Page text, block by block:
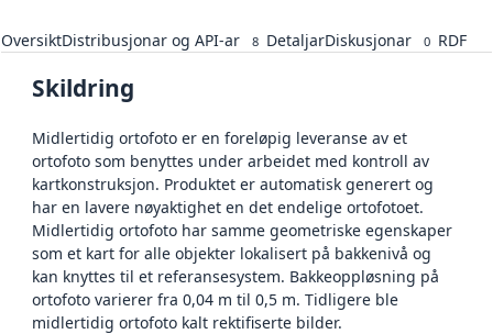
OversiktDistribusjonar og API-ar 8 DetaljarDiskusjonar 0 RDF
Skildring
Midlertidig ortofoto er en foreløpig leveranse av et
ortofoto som benyttes under arbeidet med kontroll av
kartkonstruksjon. Produktet er automatisk generert og
har en lavere nøyaktighet en det endelige ortofotoet.
Midlertidig ortofoto har samme geometriske egenskaper
som et kart for alle objekter lokalisert på bakkenivå og
kan knyttes til et referansesystem. Bakkeoppløsning på
ortofoto varierer fra 0,04 m til 0,5 m. Tidligere ble
midlertidig ortofoto kalt rektifiserte bilder.